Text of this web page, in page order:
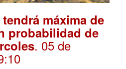
máxima de
probabilidad de
. 05 de